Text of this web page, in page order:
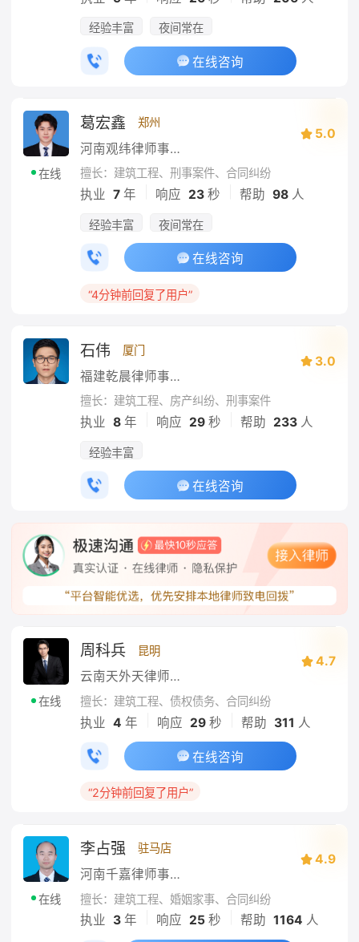
经验丰富 夜间常在
在线咨询
在线
葛宏鑫 郑州
河南观纬律师事务所
5.0
擅长：建筑工程、刑事案件、合同纠纷
执业 7 年 响应 23秒 帮助 98人
经验丰富 夜间常在
在线咨询
“4分钟前回复了用户”
石伟 厦门
福建乾晨律师事务所
3.0
擅长：建筑工程、房产纠纷、刑事案件
执业 8 年 响应 29秒 帮助 233人
经验丰富
在线咨询
在线
周科兵 昆明
云南天外天律师事务所
4.7
擅长：建筑工程、债权债务、合同纠纷
执业 4 年 响应 29秒 帮助 311 人
在线咨询
“2分钟前回复了用户”
在线
李占强 驻马店
河南千嘉律师事务所
4.9
擅长：建筑工程、婚姻家事、合同纠纷
执业 3 年 响应 25秒 帮助 1164 人